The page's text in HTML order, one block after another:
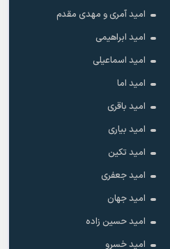
امید آمری و مهدی مقدم
امید ابراهیمی
امید اسماعیلی
امید اما
امید باقری
امید بیاری
امید تکین
امید جعفری
امید جهان
امید حسین زاده
امید خسرو